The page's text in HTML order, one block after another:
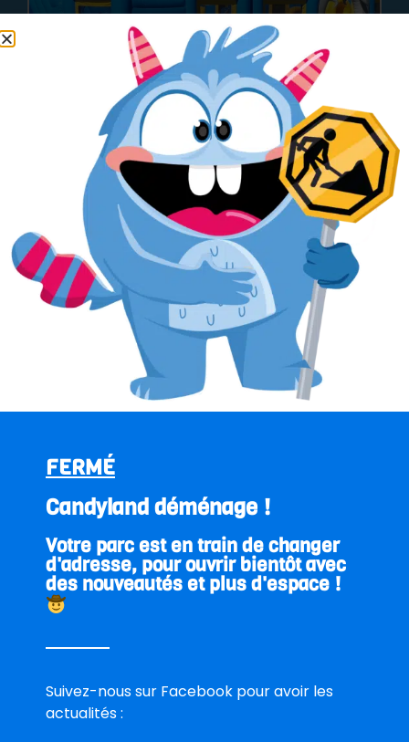
FERMÉ
Candyland déménage !
Votre parc est en train de changer
d'adresse, pour ouvrir bientôt avec
des nouveautés et plus d'espace !
Suivez-nous sur Facebook pour avoir les
actualités :